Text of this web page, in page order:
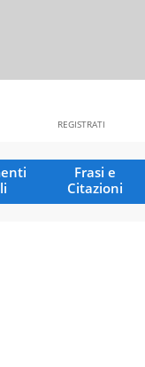
REGISTRATI
Frasi e
Citazioni